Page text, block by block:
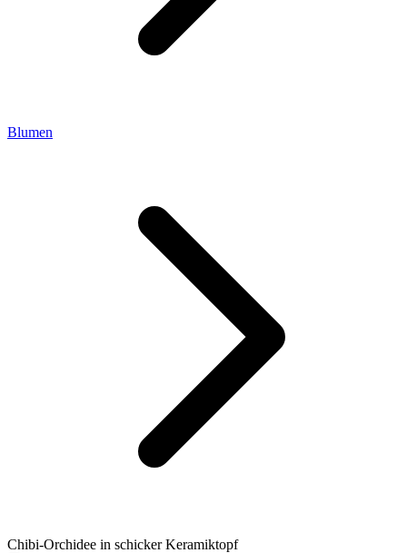
Blumen
Chibi-Orchidee in schicker Keramiktopf